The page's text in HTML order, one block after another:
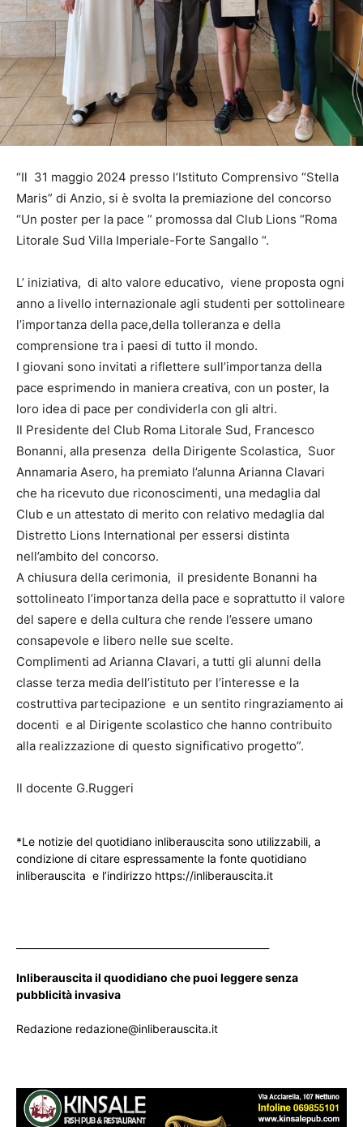
“Il 31 maggio 2024 presso l’Istituto Comprensivo “Stella
Maris” di Anzio, si è svolta la premiazione del concorso
“Un poster per la pace ” promossa dal Club Lions “Roma
Litorale Sud Villa Imperiale-Forte Sangallo “.
L’ iniziativa, di alto valore educativo, viene proposta ogni
anno a livello internazionale agli studenti per sottolineare
l’importanza della pace,della tolleranza e della
comprensione tra i paesi di tutto il mondo.
I giovani sono invitati a riflettere sull’importanza della
pace esprimendo in maniera creativa, con un poster, la
loro idea di pace per condividerla con gli altri.
Il Presidente del Club Roma Litorale Sud, Francesco
Bonanni, alla presenza della Dirigente Scolastica, Suor
Annamaria Asero, ha premiato l’alunna Arianna Clavari
che ha ricevuto due riconoscimenti, una medaglia dal
Club e un attestato di merito con relativo medaglia dal
Distretto Lions International per essersi distinta
nell’ambito del concorso.
A chiusura della cerimonia, il presidente Bonanni ha
sottolineato l’importanza della pace e soprattutto il valore
del sapere e della cultura che rende l’essere umano
consapevole e libero nelle sue scelte.
Complimenti ad Arianna Clavari, a tutti gli alunni della
classe terza media dell’istituto per l’interesse e la
costruttiva partecipazione e un sentito ringraziamento ai
docenti e al Dirigente scolastico che hanno contribuito
alla realizzazione di questo significativo progetto”.
Il docente G.Ruggeri
*Le notizie del quotidiano inliberauscita sono utilizzabili, a
condizione di citare espressamente la fonte quotidiano
inliberauscita e l’indirizzo https://inliberauscita.it
Inliberauscita il quodidiano che puoi leggere senza
pubblicità invasiva
Redazione redazione@inliberauscita.it